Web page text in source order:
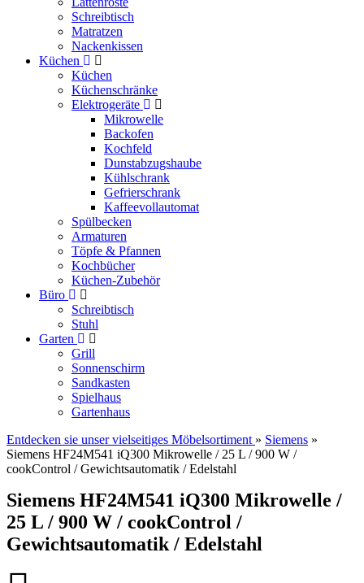
Schreibtisch
Matratzen
Nackenkissen
Küchen
Küchen
Küchenschränke
Elektrogeräte
Mikrowelle
Backofen
Kochfeld
Dunstabzugshaube
Kühlschrank
Gefrierschrank
Kaffeevollautomat
Spülbecken
Armaturen
Töpfe & Pfannen
Kochbücher
Küchen-Zubehör
Büro
Schreibtisch
Stuhl
Garten
Grill
Sonnenschirm
Sandkasten
Spielhaus
Gartenhaus
Entdecken sie unser vielseitiges Möbelsortiment » Siemens »
Siemens HF24M541 iQ300 Mikrowelle / 25 L / 900 W /
cookControl / Gewichtsautomatik / Edelstahl
Siemens HF24M541 iQ300 Mikrowelle /
25 L / 900 W / cookControl /
Gewichtsautomatik / Edelstahl